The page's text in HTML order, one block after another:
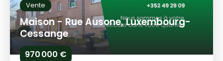
Vente
Maison - Rue Ausone, Luxembourg-
Cessange
970 000 €